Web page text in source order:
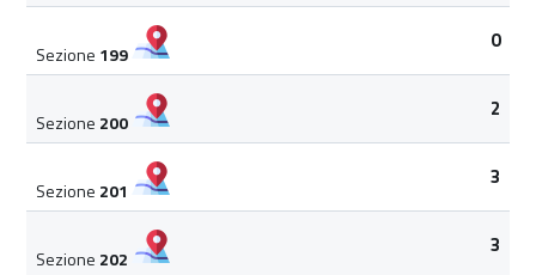
Sezione 199
0
Sezione 200
2
Sezione 201
3
Sezione 202
3